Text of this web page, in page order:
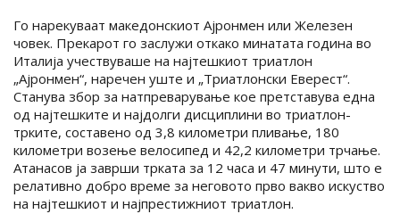
Го нарекуваат македонскиот Ајронмен или Железен
човек. Прекарот го заслужи откако минатата година во
Италија учествуваше на најтешкиот триатлон
„Ајронмен“, наречен уште и „Триатлонски Еверест“.
Станува збор за натпреварување кое претставува една
од најтешките и најдолги дисциплини во триатлон-
трките, составено од 3,8 километри пливање, 180
километри возење велосипед и 42,2 километри трчање.
Атанасов ја заврши трката за 12 часа и 47 минути, што е
релативно добро време за неговото прво вакво искуство
на најтешкиот и најпрестижниот триатлон.